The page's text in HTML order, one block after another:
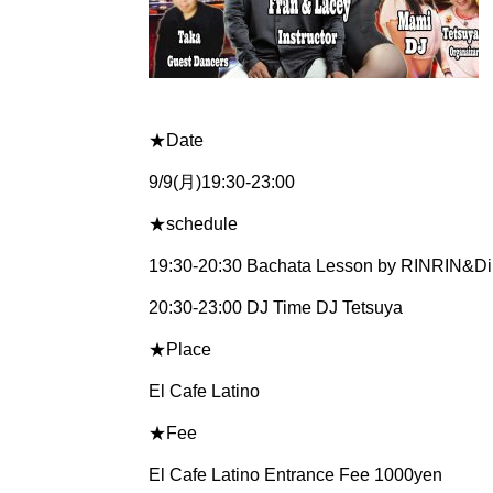
★Date
9/9(月)19:30-23:00
★schedule
19:30-20:30 Bachata Lesson by
20:30-23:00 DJ Time DJ Tetsuya
★Place
El Cafe Latino
★Fee
El Cafe Latino Entrance Fee 1000yen